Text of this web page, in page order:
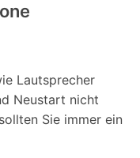
Lautsprecher
Neustart nicht
Sie immer ein